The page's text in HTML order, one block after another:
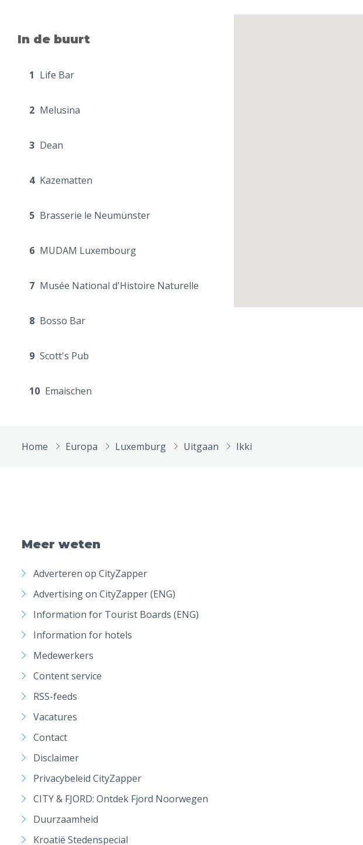
In de buurt
1 Life Bar
2 Melusina
3 Dean
4 Kazematten
5 Brasserie le Neumünster
6 MUDAM Luxembourg
7 Musée National d'Histoire Naturelle
8 Bosso Bar
9 Scott's Pub
10 Emaischen
Home Europa Luxemburg Uitgaan Ikki
Meer weten
Adverteren op CityZapper
Advertising on CityZapper (ENG)
Information for Tourist Boards (ENG)
Information for hotels
Medewerkers
Content service
RSS-feeds
Vacatures
Contact
Disclaimer
Privacybeleid CityZapper
CITY & FJORD: Ontdek Fjord Noorwegen
Duurzaamheid
Kroatië Stedenspecial